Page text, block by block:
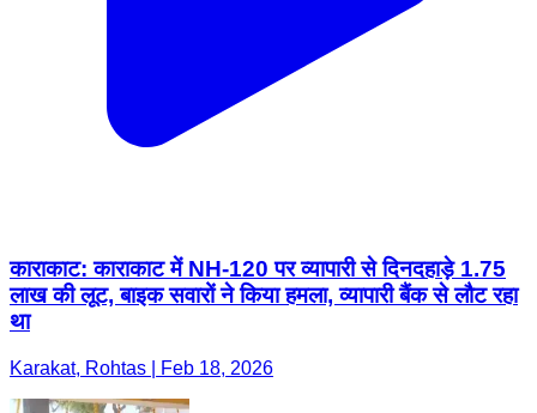
काराकाट: काराकाट में NH-120 पर व्यापारी से दिनदहाड़े 1.75
लाख की लूट, बाइक सवारों ने किया हमला, व्यापारी बैंक से लौट रहा
था
Karakat, Rohtas | Feb 18, 2026